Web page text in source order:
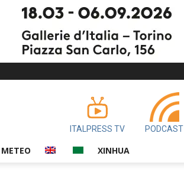
ITALPRESS TV PODCAST
METEO XINHUA